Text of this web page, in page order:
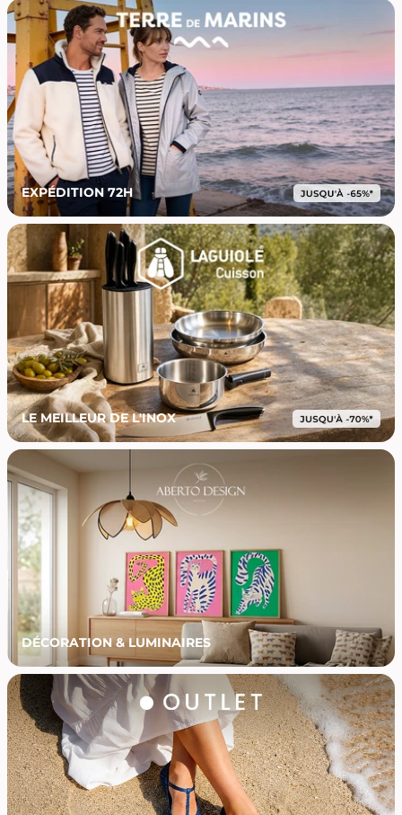
EXPÉDITION 72H
LE MEILLEUR DE L'INOX
DÉCORATION & LUMINAIRES